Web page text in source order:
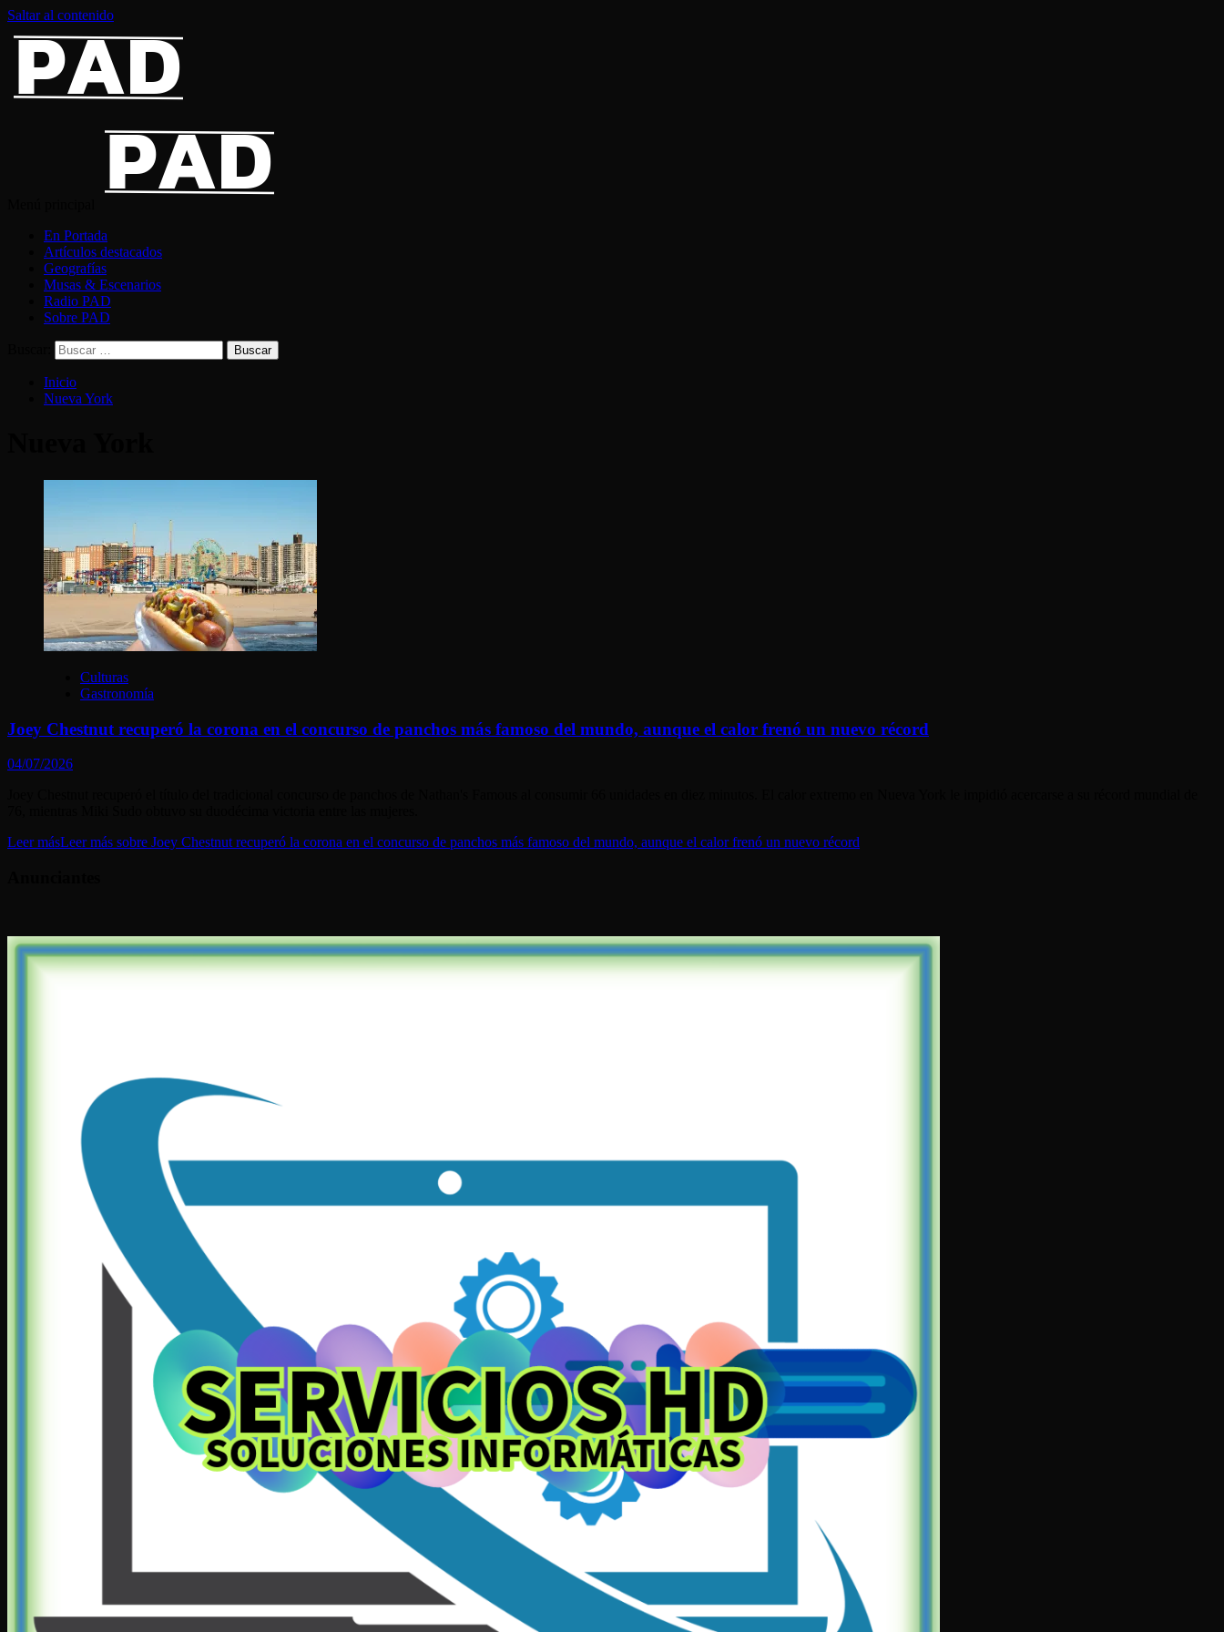
Saltar al contenido
En Portada
Artículos destacados
Geografías
Musas & Escenarios
Radio PAD
Sobre PAD
Inicio
Nueva York
Culturas
Gastronomía
Joey Chestnut recuperó la corona en el concurso de panchos más famoso del mundo, aunque el calor frenó un nuevo récord
04/07/2026
Leer másLeer más sobre Joey Chestnut recuperó la corona en el concurso de panchos más famoso del mundo, aunque el calor frenó un nuevo récord